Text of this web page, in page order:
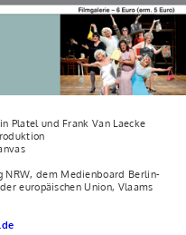
Platel und Frank Van Laecke
dem Medienboard Berlin-
europäischen Union, Vlaams